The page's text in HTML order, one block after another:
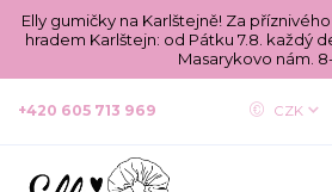
Elly gumičky na Karlštejně! Za
hradem Karlštejn: od Pátku 7.8. každý
Masarykovo nám. 8-
CZK
+420 605 713 969